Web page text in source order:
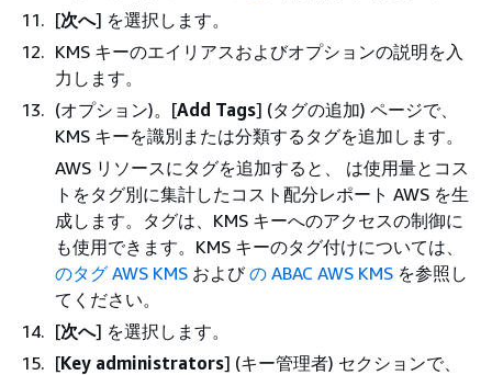
[次へ] を選択します。
KMS キーのエイリアスおよびオプションの説明を入
力します。
(オプション)。[Add Tags] (タグの追加) ページで、
KMS キーを識別または分類するタグを追加します。
AWS リソースにタグを追加すると、 は使用量とコス
トをタグ別に集計したコスト配分レポート AWS を生
成します。タグは、KMS キーへのアクセスの制御に
も使用できます。KMS キーのタグ付けについては、
のタグ AWS KMS およびの ABAC AWS KMS を参照し
てください。
[次へ] を選択します。
[Key administrators] (キー管理者) セクションで、